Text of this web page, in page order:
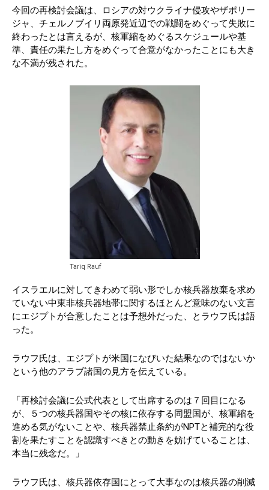
今回の再検討会議は、ロシアの対ウクライナ侵攻やザポリー
ジャ、チェルノブイリ両原発近辺での戦闘をめぐって失敗に
終わったとは言えるが、核軍縮をめぐるスケジュールや基
準、責任の果たし方をめぐって合意がなかったことにも大き
な不満が残された。
Tariq Rauf
イスラエルに対してきわめて弱い形でしか核兵器放棄を求め
ていない中東非核兵器地帯に関するほとんど意味のない文言
にエジプトが合意したことは予想外だった、とラウフ氏は語
った。
ラウフ氏は、エジプトが米国になびいた結果なのではないか
という他のアラブ諸国の見方を伝えている。
「再検討会議に公式代表として出席するのは７回目になる
が、５つの核兵器国やその核に依存する同盟国が、核軍縮を
進める気がないことや、核兵器禁止条約がNPTと補完的な役
割を果たすことを認識すべきとの動きを妨げていることは、
本当に残念だ。」
ラウフ氏は、核兵器依存国にとって大事なのは核兵器の削減